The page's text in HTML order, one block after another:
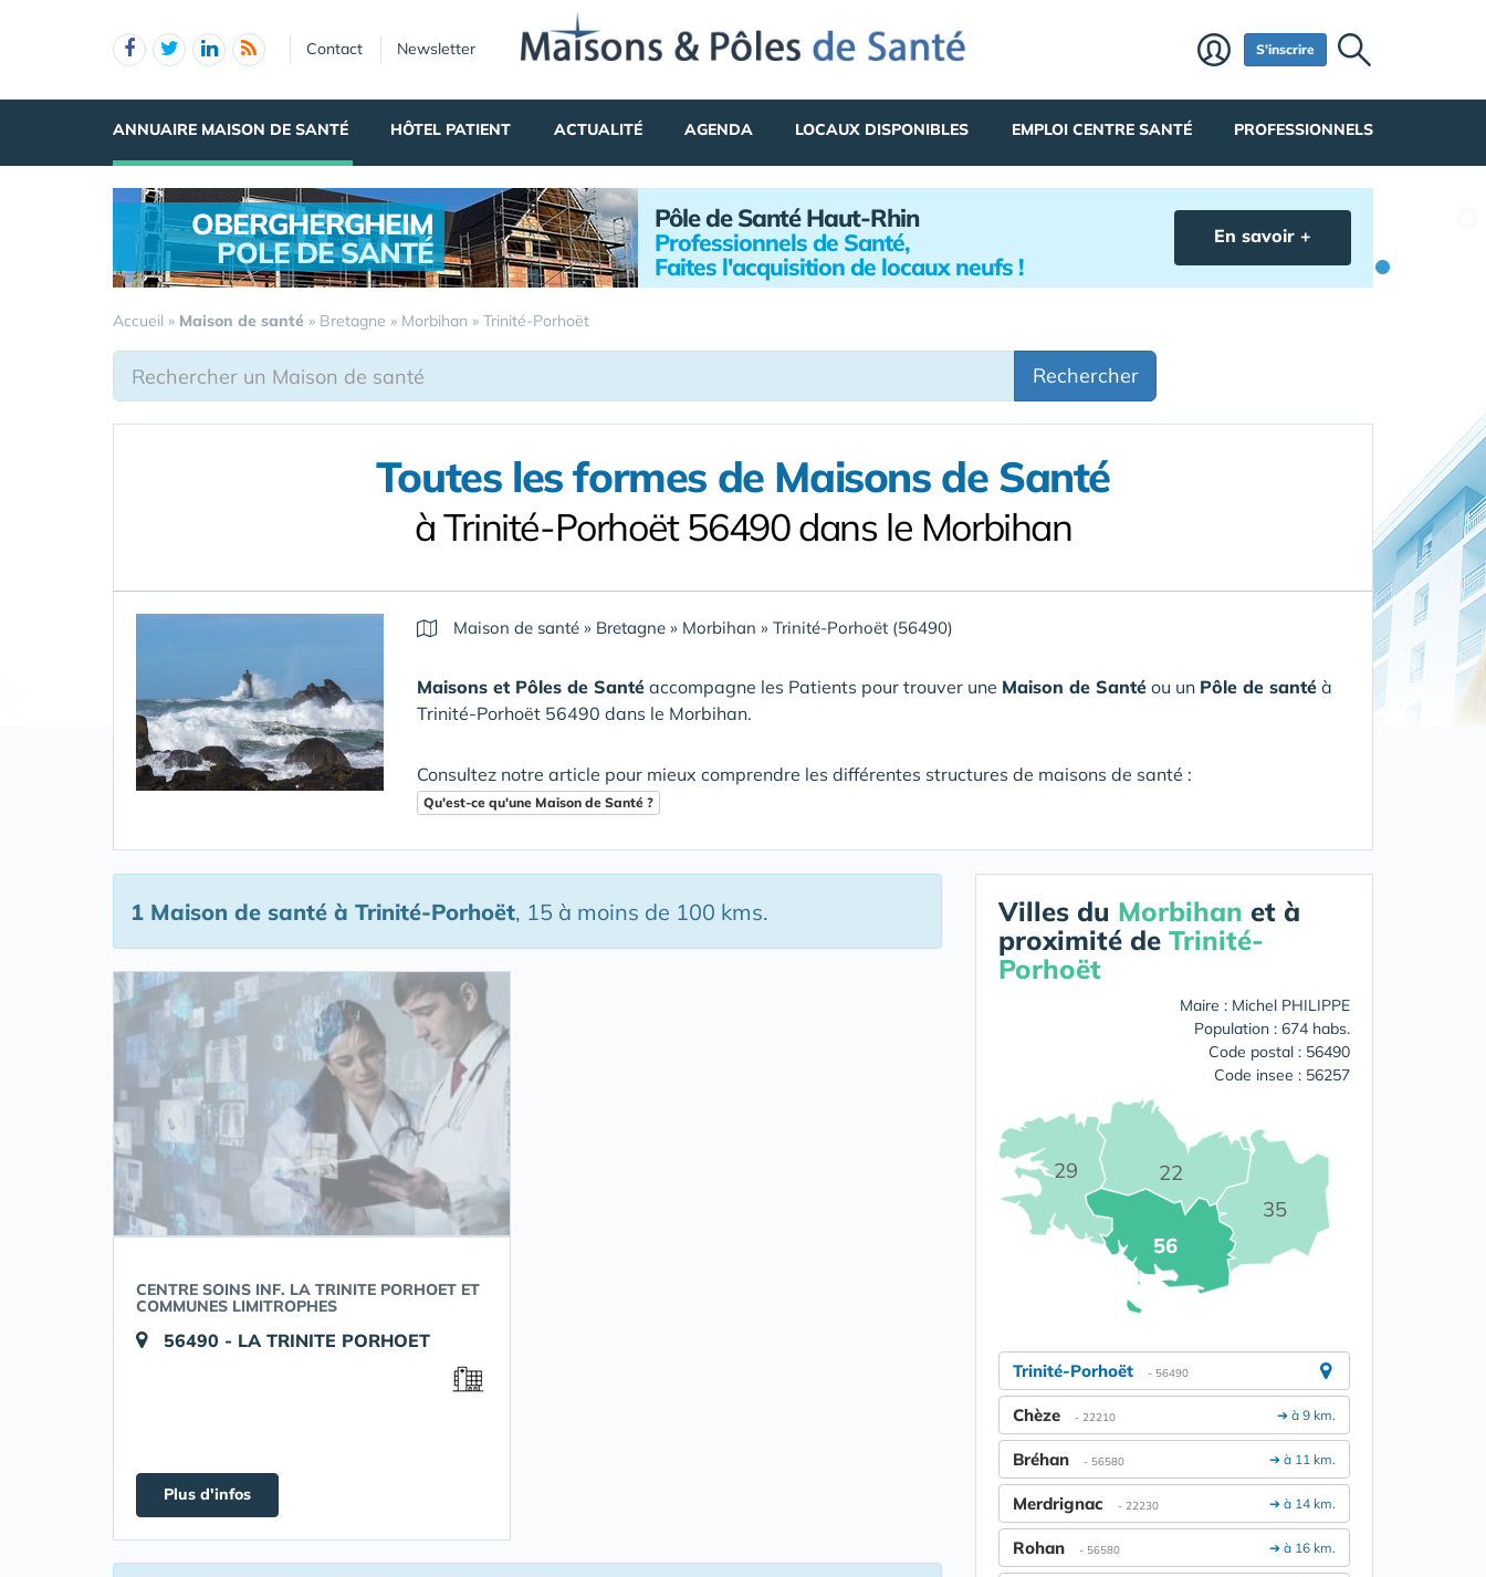
Contact Newsletter S'inscrire
ANNUAIRE MAISON DE SANTÉ HÔTEL PATIENT ACTUALITÉ AGENDA LOCAUX DISPONIBLES EMPLOI CENTRE SANTÉ PROFESSIONNELS
OBERGHERGHEIM
POLE DE SANTÉ
Pôle de Santé Haut-Rhin
Professionnels de Santé,
Faites l'acquisition de locaux neufs !
En savoir +
Accueil » Maison de santé » Bretagne » Morbihan » Trinité-Porhoët
Rechercher
Toutes les formes de Maisons de Santé
à Trinité-Porhoët 56490 dans le Morbihan
Maison de santé » Bretagne » Morbihan » Trinité-Porhoët (56490)
Maisons et Pôles de Santé accompagne les Patients pour trouver une Maison de Santé ou un Pôle de santé à
Trinité-Porhoët 56490 dans le Morbihan.
Consultez notre article pour mieux comprendre les différentes structures de maisons de santé :
Qu'est-ce qu'une Maison de Santé ?
1 Maison de santé à Trinité-Porhoët, 15 à moins de 100 kms.
CENTRE SOINS INF. LA TRINITE PORHOET ET
COMMUNES LIMITROPHES
56490 - LA TRINITE PORHOET
Plus d'infos
Villes du Morbihan et à
proximité de Trinité-
Porhoët
Maire : Michel PHILIPPE
Population : 674 habs.
Code postal : 56490
Code insee : 56257
22
29
35
56
Trinité-Porhoët - 56490
➔ à 9 km.
Chèze - 22210
➔ à 11 km.
Bréhan - 56580
➔ à 14 km.
Merdrignac - 22230
➔ à 16 km.
Rohan - 56580